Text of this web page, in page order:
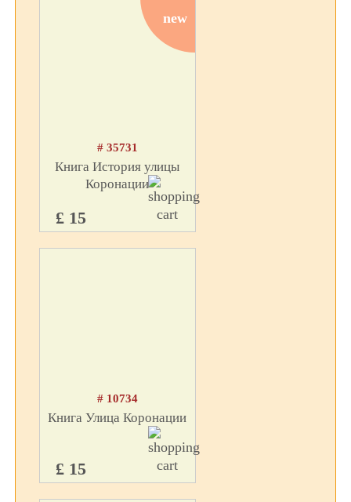
new
# 35731
Книга История улицы
Коронации
£ 15
# 10734
Книга Улица Коронации
£ 15